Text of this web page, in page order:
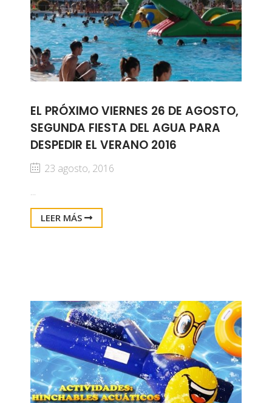
EL PRÓXIMO VIERNES 26 DE AGOSTO,
SEGUNDA FIESTA DEL AGUA PARA
DESPEDIR EL VERANO 2016
23 agosto, 2016
...
LEER MÁS